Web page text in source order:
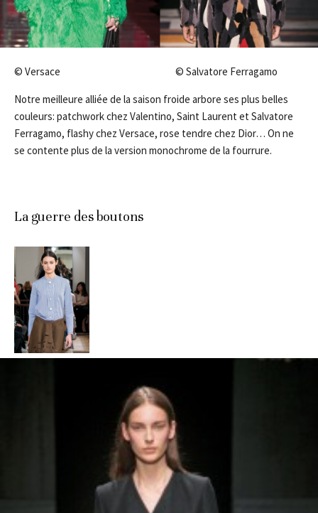
© Versace © Salvatore Ferragamo
Notre meilleure alliée de la saison froide arbore ses plus belles
couleurs: patchwork chez Valentino, Saint Laurent et Salvatore
Ferragamo, flashy chez Versace, rose tendre chez Dior… On ne
se contente plus de la version monochrome de la fourrure.
La guerre des boutons